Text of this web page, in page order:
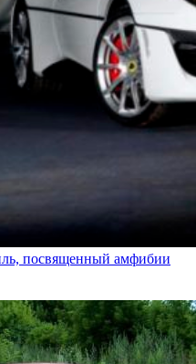
посвященный амфибии